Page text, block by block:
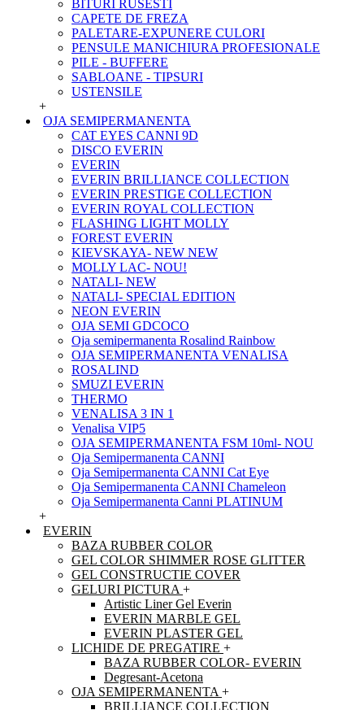
BITURI RUSESTI
CAPETE DE FREZA
PALETARE-EXPUNERE CULORI
PENSULE MANICHIURA PROFESIONALE
PILE - BUFFERE
SABLOANE - TIPSURI
USTENSILE
+
OJA SEMIPERMANENTA
CAT EYES CANNI 9D
DISCO EVERIN
EVERIN
EVERIN BRILLIANCE COLLECTION
EVERIN PRESTIGE COLLECTION
EVERIN ROYAL COLLECTION
FLASHING LIGHT MOLLY
FOREST EVERIN
KIEVSKAYA- NEW NEW
MOLLY LAC- NOU!
NATALI- NEW
NATALI- SPECIAL EDITION
NEON EVERIN
OJA SEMI GDCOCO
Oja semipermanenta Rosalind Rainbow
OJA SEMIPERMANENTA VENALISA
ROSALIND
SMUZI EVERIN
THERMO
VENALISA 3 IN 1
Venalisa VIP5
OJA SEMIPERMANENTA FSM 10ml- NOU
Oja Semipermanenta CANNI
Oja Semipermanenta CANNI Cat Eye
Oja Semipermanenta CANNI Chameleon
Oja Semipermanenta Canni PLATINUM
+
EVERIN
BAZA RUBBER COLOR
GEL COLOR SHIMMER ROSE GLITTER
GEL CONSTRUCTIE COVER
GELURI PICTURA +
Artistic Liner Gel Everin
EVERIN MARBLE GEL
EVERIN PLASTER GEL
LICHIDE DE PREGATIRE +
BAZA RUBBER COLOR- EVERIN
Degresant-Acetona
OJA SEMIPERMANENTA +
BRILLIANCE COLLECTION